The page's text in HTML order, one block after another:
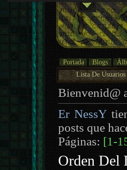
Portada Blogs
Lista De Usuarios
Bienvenid@
Er NessY
posts que
Páginas: [1-
Orden Del